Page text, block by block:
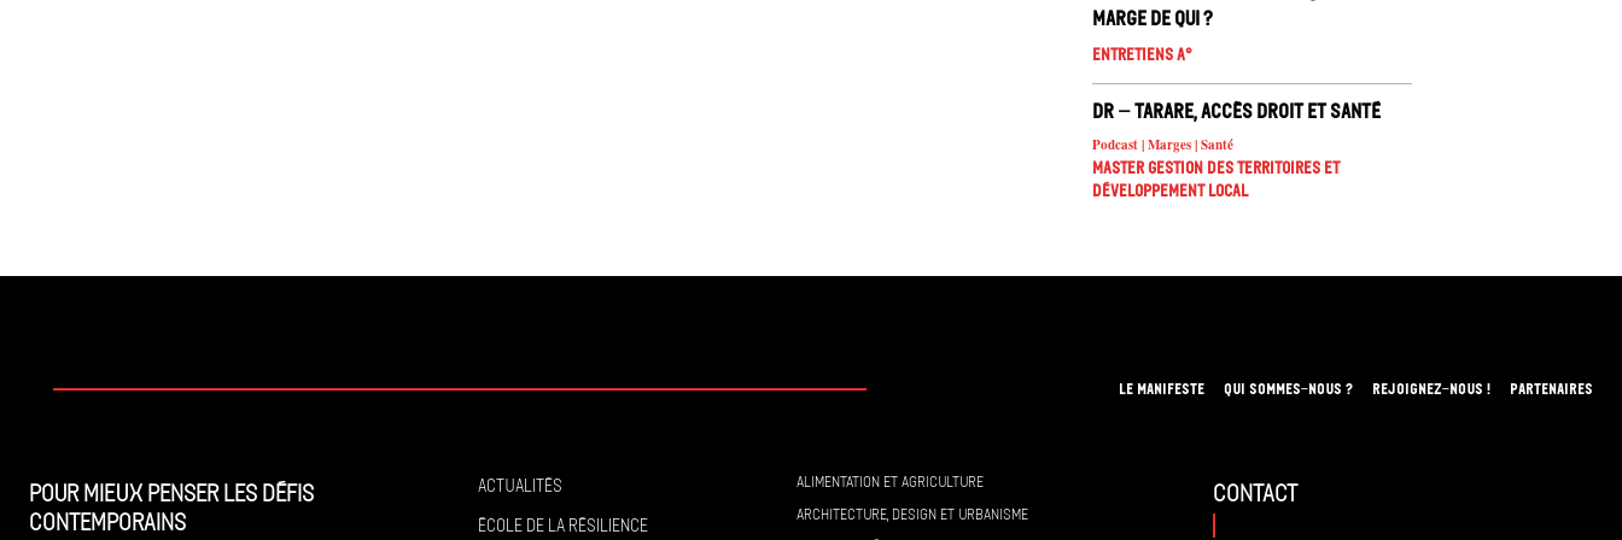
marge de qui ?
Entretiens A°
DR – Tarare, accès droit et santé
Podcast | Marges | Santé
Master Gestion des territoires et
développement local
LE MANIFESTE QUI SOMMES-NOUS ? REJOIGNEZ-NOUS ! PARTENAIRES
Pour mieux penser les défis
contemporains
Actualités
École de la résilience
ALIMENTATION ET AGRICULTURE
ARCHITECTURE, DESIGN ET URBANISME
contact